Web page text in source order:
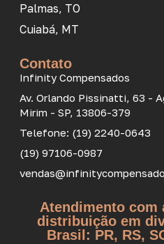
Palmas, TO
Cuiabá, MT
Contato
Infinity Compensados
Av. Orlando Pissinatti, 63 -
Mirim - SP, 13806-379
Telefone: (19) 2240-0643
(19) 97106-0987
Atendimento
distribuição em
Brasil: PR, RS,